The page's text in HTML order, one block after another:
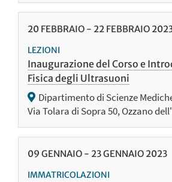
20 FEBBRAIO - 22 FEBBRAIO
LEZIONI
Inaugurazione del Corso e
Fisica degli Ultrasuoni
Dipartimento di Scienze
Via Tolara di Sopra 50, Ozzano
09 GENNAIO - 23GENNAIO 2023
IMMATRICOLAZIONI